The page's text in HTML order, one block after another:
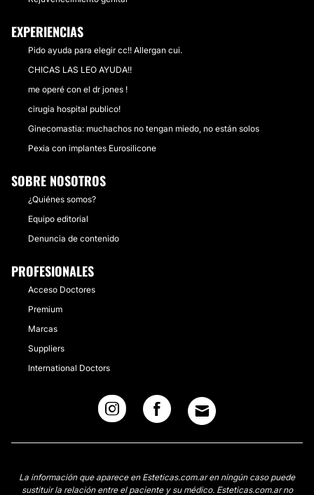
EXPERIENCIAS
Pido ayuda para elegir cc!! Allergan cui.
CHICAS LAS LEO AYUDA!!
me operé con el dr jones !
cirugia hospital publico!
Ginecomastia: muchachos no tengan miedo, no están solos
Pexia con implantes Eurosilicone
SOBRE NOSOTROS
¿Quiénes somos?
Equipo editorial
Denuncia de contenido
PROFESIONALES
Acceso Doctores
Premium
Marcas
Suppliers
International Doctors
La información que aparece en Esteticas.com.ar en ningún caso puede
sustituir la relación entre el paciente y su médico. Esteticas.com.ar no